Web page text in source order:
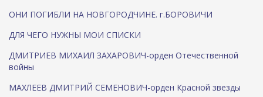
ОНИ ПОГИБЛИ НА НОВГОРОДЧИНЕ. г.БОРОВИЧИ
ДЛЯ ЧЕГО НУЖНЫ МОИ СПИСКИ
ДМИТРИЕВ МИХАИЛ ЗАХАРОВИЧ-орден Отечественной
войны
МАХЛЕЕВ ДМИТРИЙ СЕМЕНОВИЧ-орден Красной звезды